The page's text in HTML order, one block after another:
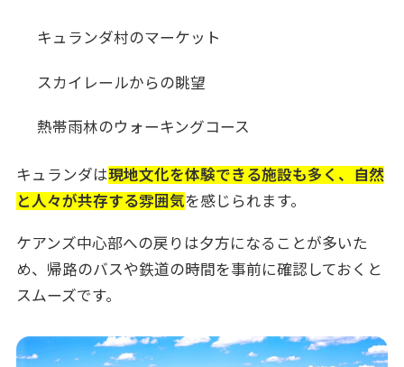
キュランダ村のマーケット
スカイレールからの眺望
熱帯雨林のウォーキングコース
キュランダは現地文化を体験できる施設も多く、自然
と人々が共存する雰囲気を感じられます。
ケアンズ中心部への戻りは夕方になることが多いた
め、帰路のバスや鉄道の時間を事前に確認しておくと
スムーズです。